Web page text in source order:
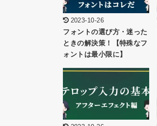
2023-10-26
フォントの選び方・迷った
ときの解決策！【特殊なフ
ォントは最小限に】